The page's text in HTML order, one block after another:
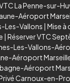
La Penne-sur-
Aéroport
Les-Vallons | Mise
| Réserver VTC
Les-Vallons-
Aéroport
Aéroport
Carnoux-en-